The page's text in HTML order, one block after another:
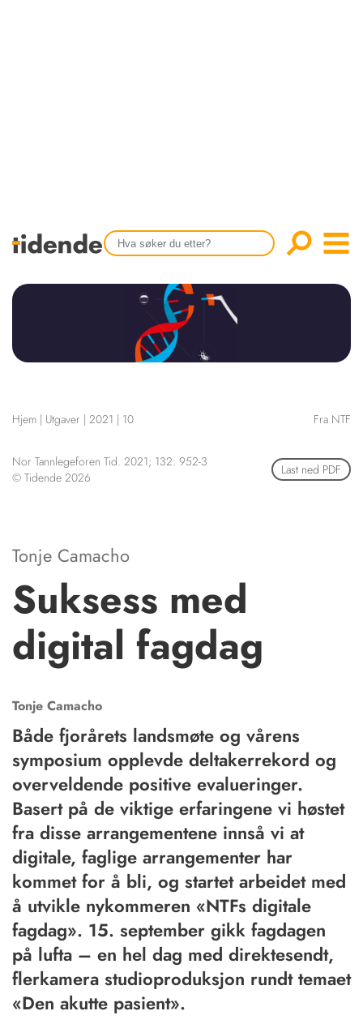
Årsindekser
HENVISNINGER
STILLINGER
KJØP & SALG
KONTAKT
OM OSS
CONTENT IN ENGLISH
Publication and media
Hjem | Utgaver | 2021 | 10 Fra NTF
Nor Tannlegeforen Tid. 2021; 132: 952-3
© Tidende 2026
Last ned PDF
Tonje Camacho
Suksess med
digital fagdag
Tonje Camacho
Både fjorårets landsmøte og vårens
symposium opplevde deltakerrekord og
overveldende positive evalueringer.
Basert på de viktige erfaringene vi høstet
fra disse arrangementene innså vi at
digitale, faglige arrangementer har
kommet for å bli, og startet arbeidet med
å utvikle nykommeren «NTFs digitale
fagdag». 15. september gikk fagdagen
på lufta – en hel dag med direktesendt,
flerkamera studioproduksjon rundt temaet
«Den akutte pasient».